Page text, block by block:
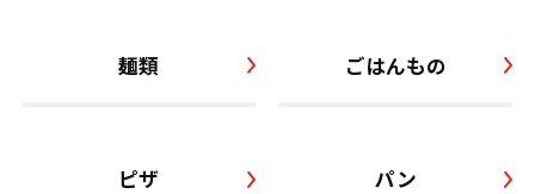
麺類 ごはんもの
ピザ パン